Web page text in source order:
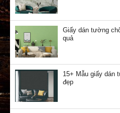
Giấy dán tường
quả
15+ Mẫu giấy dán
đẹp